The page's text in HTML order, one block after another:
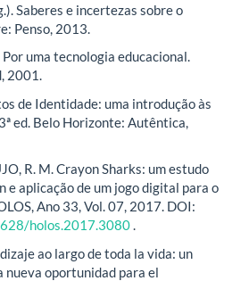
Saberes e incertezas sobre o
Penso, 2013.
Por uma tecnologia educacional.
2001.
de Identidade: uma introdução às
ed. Belo Horizonte: Autêntica,
R. M. Crayon Sharks: um estudo
e aplicação de um jogo digital para o
Ano 33, Vol. 07, 2017. DOI:
holos.2017.3080.
ao largo de toda la vida: un
nueva oportunidad para el